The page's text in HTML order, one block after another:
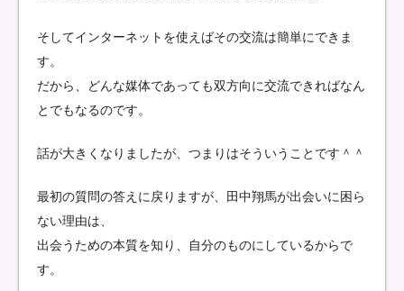
そしてインターネットを使えばその交流は簡単にできま
す。
だから、どんな媒体であっても双方向に交流できればなん
とでもなるのです。
話が大きくなりましたが、つまりはそういうことです＾＾
最初の質問の答えに戻りますが、田中翔馬が出会いに困ら
ない理由は、
出会うための本質を知り、自分のものにしているからで
す。